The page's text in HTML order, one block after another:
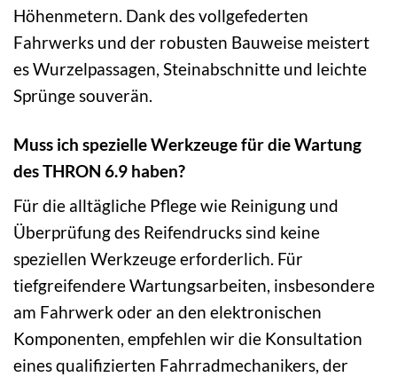
Höhenmetern. Dank des vollgefederten
Fahrwerks und der robusten Bauweise meistert
es Wurzelpassagen, Steinabschnitte und leichte
Sprünge souverän.
Muss ich spezielle Werkzeuge für die Wartung
des THRON 6.9 haben?
Für die alltägliche Pflege wie Reinigung und
Überprüfung des Reifendrucks sind keine
speziellen Werkzeuge erforderlich. Für
tiefgreifendere Wartungsarbeiten, insbesondere
am Fahrwerk oder an den elektronischen
Komponenten, empfehlen wir die Konsultation
eines qualifizierten Fahrradmechanikers, der